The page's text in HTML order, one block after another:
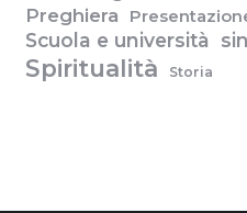
Preghiera
Scuola e università
Spiritualità Storia